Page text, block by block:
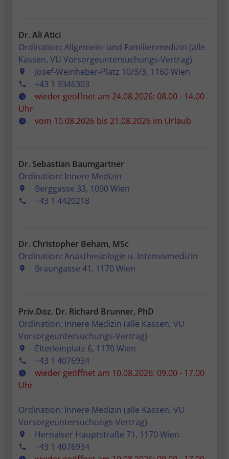
Dr. Ali Atici
Ordination: Allgemein- und Familienmedizin (alle
Kassen, VU Vorsorgeuntersuchungs-Vertrag)
Josef-Weinheber-Platz 10/3/3, 1160 Wien
+43 1 9346303
wieder geöffnet am 24.08.2026: 08.00 - 14.00
Uhr
vom 10.08.2026 bis 21.08.2026 im Urlaub
Dr. Sebastian Baumgartner
Ordination: Innere Medizin
Berggasse 33, 1090 Wien
+43 1 4420218
Dr. Christopher Beham, MSc
Ordination: Anästhesiologie u. Intensivmedizin
Braungasse 41, 1170 Wien
Priv.Doz. Dr. Richard Brunner, PhD
Ordination: Innere Medizin (alle Kassen, VU
Vorsorgeuntersuchungs-Vertrag)
Elterleinplatz 6, 1170 Wien
+43 1 4076934
wieder geöffnet am 10.08.2026: 09.00 - 17.00
Uhr
Ordination: Innere Medizin (alle Kassen, VU
Vorsorgeuntersuchungs-Vertrag)
Hernalser Hauptstraße 71, 1170 Wien
+43 1 4076934
Besuche oder Tage seit dem letzten
Besuch.
_pk_ref.*
Speicherdauer: 6 Monate
Dient zum Speicher des Referrers. Das ist
die URL, von der Sie zu unserer Webseite
verlinkt wurden.
_pk_ses.*, _pk_cvar.*, _pk_hsr.*
personenbezogene Daten über den
Besuch vorübergehend gespeichert
werden